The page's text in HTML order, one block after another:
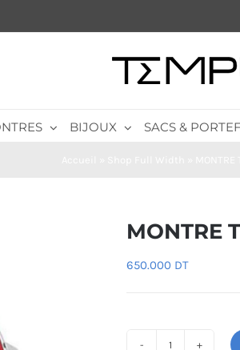
BIJOUX SACS &
MONTRE
650.000 DT